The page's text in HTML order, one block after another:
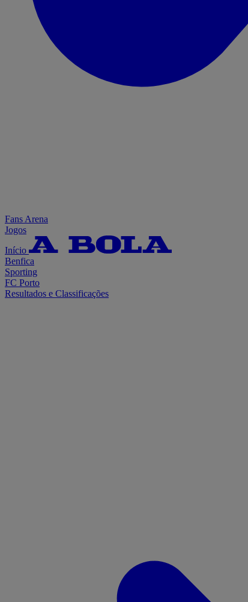
Fans Arena
Jogos
Início
Benfica
Sporting
FC Porto
Resultados e Classificações